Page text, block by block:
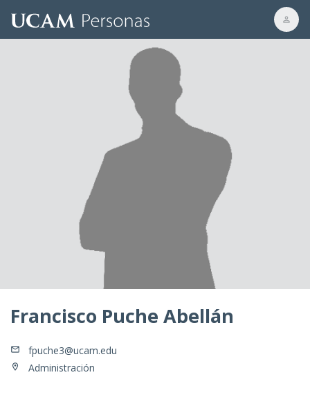
Francisco Puche Abellán
fpuche3@ucam.edu
Administración